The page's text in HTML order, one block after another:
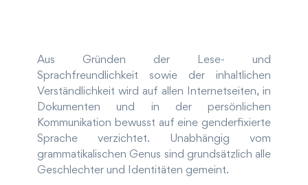
Aus Gründen der Lese- und
Sprachfreundlichkeit sowie der inhaltlichen
Verständlichkeit wird auf allen Internetseiten, in
Dokumenten und in der persönlichen
Kommunikation bewusst auf eine genderfixierte
Sprache verzichtet. Unabhängig vom
grammatikalischen Genus sind grundsätzlich alle
Geschlechter und Identitäten gemeint.